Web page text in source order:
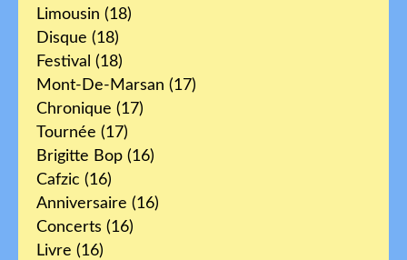
Limousin (18)
Disque (18)
Festival (18)
Mont-De-Marsan (17)
Chronique (17)
Tournée (17)
Brigitte Bop (16)
Cafzic (16)
Anniversaire (16)
Concerts (16)
Livre (16)